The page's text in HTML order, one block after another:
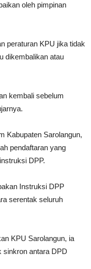
oleh pimpinan
peraturan KPU jika tidak
dikembalikan atau
kembali sebelum
Kabupaten Sarolangun,
pendaftaran yang
DPP.
Instruksi DPP
serentak seluruh
KPU Sarolangun, ia
sinkron antara DPD